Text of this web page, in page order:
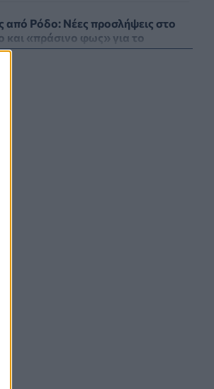
από Ρόδο: Νέες προσλήψεις στο
και «πράσινο φως» για το
κέντρο
μας διδάξει η νέα ταινία του